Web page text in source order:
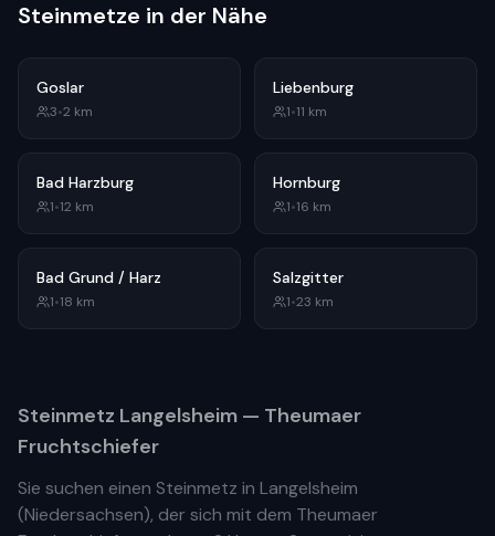
Steinmetze in der Nähe
Goslar
3•2 km
Liebenburg
1•11 km
Bad Harzburg
1•12 km
Hornburg
1•16 km
Bad Grund / Harz
1•18 km
Salzgitter
1•23 km
Steinmetz Langelsheim — Theumaer
Fruchtschiefer
Sie suchen einen Steinmetz in Langelsheim
(Niedersachsen), der sich mit dem Theumaer